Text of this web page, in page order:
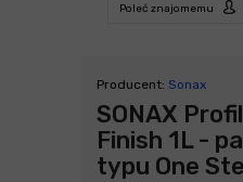
Poleć znajomemu
Producent: Sonax
SONAX
Finish 1L -
typu One